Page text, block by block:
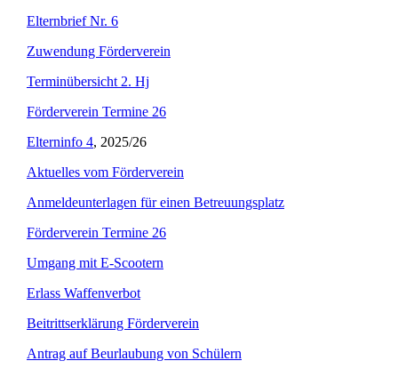
Elternbrief Nr. 6
Zuwendung Förderverein
Terminübersicht 2. Hj
Förderverein Termine 26
Elterninfo 4, 2025/26
Aktuelles vom Förderverein
Anmeldeunterlagen für einen Betreuungsplatz
Förderverein Termine 26
Umgang mit E-Scootern
Erlass Waffenverbot
Beitrittserklärung Förderverein
Antrag auf Beurlaubung von Schülern